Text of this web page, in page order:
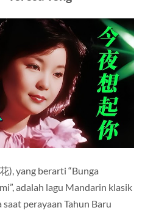
), yang berarti “Bunga
adalah lagu Mandarin klasik
perayaan Tahun Baru